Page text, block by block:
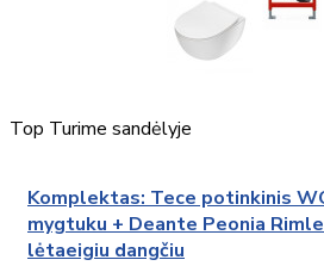
Top Turime sandėlyje
Komplektas: Tece potinkinis
mygtuku + Deante Peonia
lėtaeigiu dangčiu